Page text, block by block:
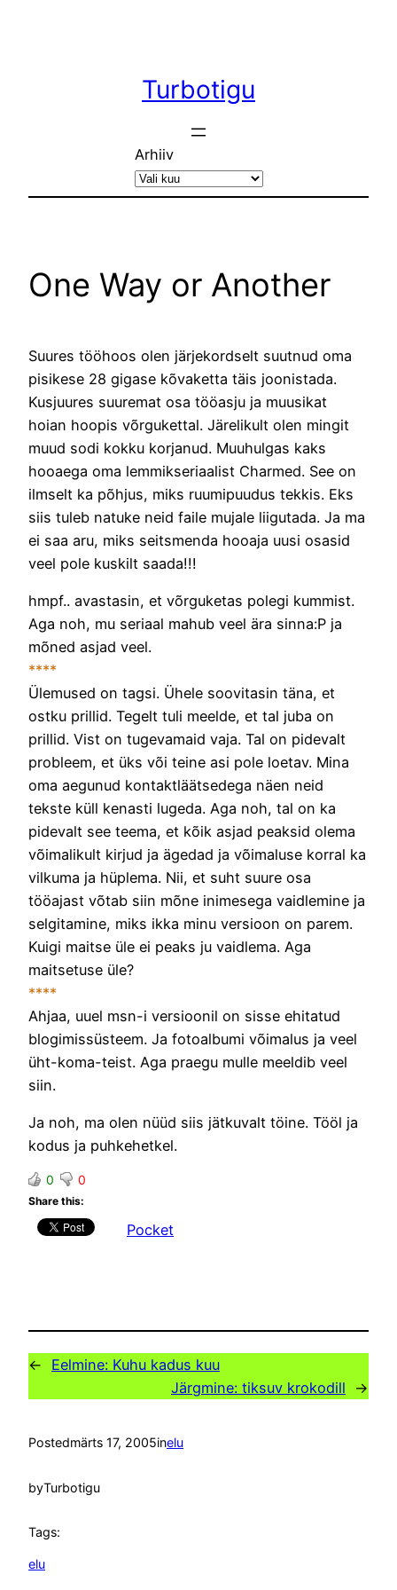
Turbotigu
Arhiiv
One Way or Another
Suures tööhoos olen järjekordselt suutnud oma
pisikese 28 gigase kõvaketta täis joonistada.
Kusjuures suuremat osa tööasju ja muusikat
hoian hoopis võrgukettal. Järelikult olen mingit
muud sodi kokku korjanud. Muuhulgas kaks
hooaega oma lemmikseriaalist Charmed. See on
ilmselt ka põhjus, miks ruumipuudus tekkis. Eks
siis tuleb natuke neid faile mujale liigutada. Ja ma
ei saa aru, miks seitsmenda hooaja uusi osasid
veel pole kuskilt saada!!!
hmpf.. avastasin, et võrguketas polegi kummist.
Aga noh, mu seriaal mahub veel ära sinna:P ja
mõned asjad veel.
****
Ülemused on tagsi. Ühele soovitasin täna, et
ostku prillid. Tegelt tuli meelde, et tal juba on
prillid. Vist on tugevamaid vaja. Tal on pidevalt
probleem, et üks või teine asi pole loetav. Mina
oma aegunud kontaktläätsedega näen neid
tekste küll kenasti lugeda. Aga noh, tal on ka
pidevalt see teema, et kõik asjad peaksid olema
võimalikult kirjud ja ägedad ja võimaluse korral ka
vilkuma ja hüplema. Nii, et suht suure osa
tööajast võtab siin mõne inimesega vaidlemine ja
selgitamine, miks ikka minu versioon on parem.
Kuigi maitse üle ei peaks ju vaidlema. Aga
maitsetuse üle?
****
Ahjaa, uuel msn-i versioonil on sisse ehitatud
blogimissüsteem. Ja fotoalbumi võimalus ja veel
üht-koma-teist. Aga praegu mulle meeldib veel
siin.
Ja noh, ma olen nüüd siis jätkuvalt töine. Tööl ja
kodus ja puhkehetkel.
0 0
Share this:
Pocket
← Eelmine: Kuhu kadus kuu
Järgmine: tiksuv krokodill →
Postedmärts 17, 2005inelu
byTurbotigu
Tags:
elu